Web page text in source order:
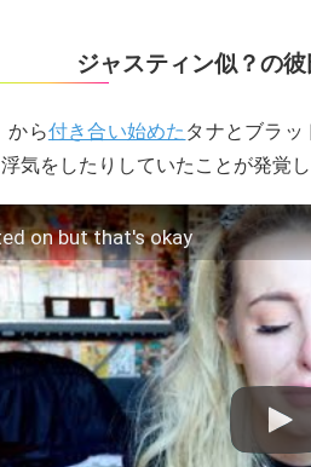
ジャスティン似？の
から付き合い始めた タナとブラ
気をしたりしていたことが発覚し
on but that's okay